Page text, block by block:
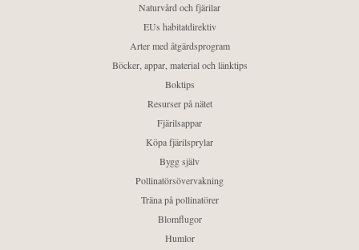
Naturvård och fjärilar
EUs habitatdirektiv
Arter med åtgärdsprogram
Böcker, appar, material och länktips
Boktips
Resurser på nätet
Fjärilsappar
Köpa fjärilsprylar
Bygg själv
Pollinatörsövervakning
Träna på pollinatörer
Blomflugor
Humlor